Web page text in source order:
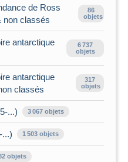
de Ross
non classés
86
objets
antarctique
6 737
objets
antarctique
classés
317
objets
...) 3 067 objets
...) 1 503 objets
objets